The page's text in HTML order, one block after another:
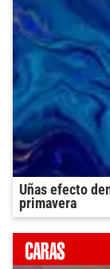
Uñas efecto
primavera